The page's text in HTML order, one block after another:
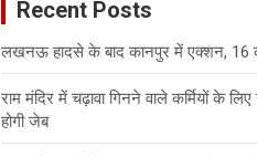
Recent Posts
लखनऊ हादसे के बाद कानपुर में एक्शन, 16
राम मंदिर में चढ़ावा गिनने वाले कर्मियों के
होगी जेब